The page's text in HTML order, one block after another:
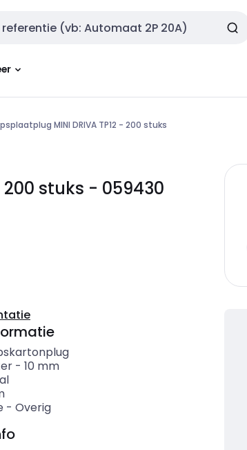
MINI DRIVA TP12 - 200 stuks
200 stuks - 059430
- 10 mm
- Overig